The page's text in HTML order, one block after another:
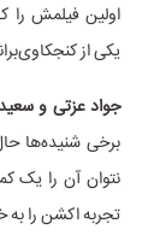
اولین فیلمش را
یکی از
جواد عزتی و
برخی شنیده‌ها
نتوان آن را یک
تجربه اکشن را به